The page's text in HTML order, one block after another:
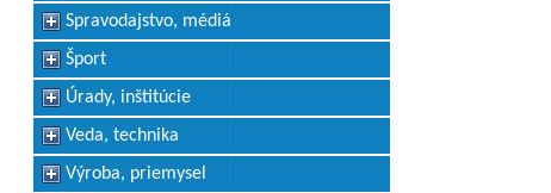
Spravodajstvo, médiá
Šport
Úrady, inštitúcie
Veda, technika
Výroba, priemysel